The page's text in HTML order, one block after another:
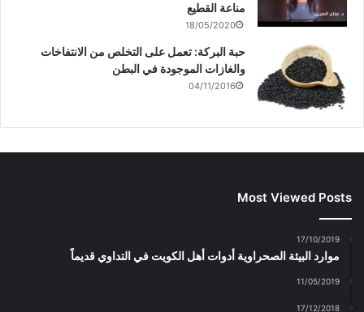
مناعة القطيع
18/05/2020
حبة البركة: تعمل على التخلص من الانتفاخات
والغازات الموجودة في البطن
04/11/2016
Most Viewed Posts
17/10/2019
موارد البيئة الصحراوية أدوات أهل الكويت في التداوي قديماً
11/05/2019
17/12/2018